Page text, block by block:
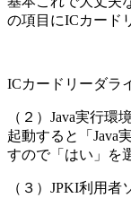
の項目にICカード
ICカードリーダラ
（２）Java実行環
起動すると「Java
すので「はい」を
（３）JPKI利用者